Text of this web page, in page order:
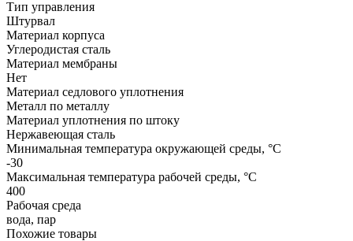
Тип управления
Штурвал
Материал корпуса
Углеродистая сталь
Материал мембраны
Нет
Материал седлового уплотнения
Металл по металлу
Материал уплотнения по штоку
Нержавеющая сталь
Минимальная температура окружающей среды, °C
-30
Максимальная температура рабочей среды, °C
400
Рабочая среда
вода, пар
Похожие товары